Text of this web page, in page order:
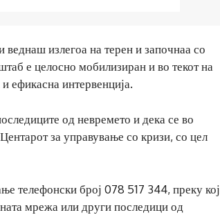
излегоа на терен и започнаа со
е целосно мобилизиран и во текот на
ефикасна интервенција.
од невремето и дека се во
за управување со кризи, со цел
телефонски број 078 517 344, преку кој
мрежа или други последици од